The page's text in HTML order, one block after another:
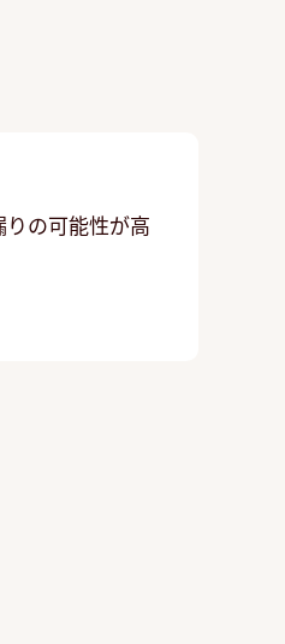
の可能性が高